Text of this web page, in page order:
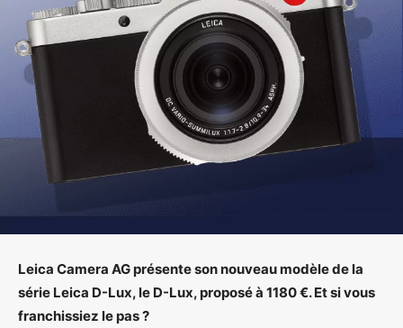
Leica Camera AG présente son nouveau modèle de la
série Leica D-Lux, le D-Lux, proposé à 1180 €. Et si vous
franchissiez le pas ?